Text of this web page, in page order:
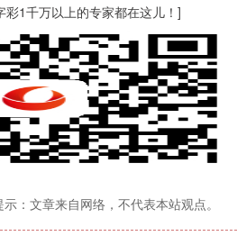
1千万以上的专家都在这儿！]
：文章来自网络，不代表本站观点。